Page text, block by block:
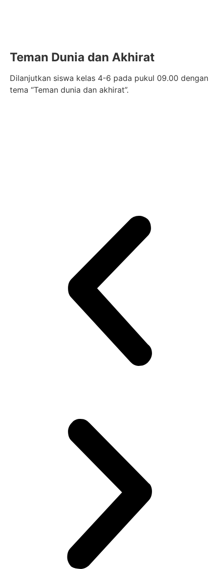
Teman Dunia dan Akhirat
Dilanjutkan siswa kelas 4-6 pada pukul 09.00 dengan
tema “Teman dunia dan akhirat”.